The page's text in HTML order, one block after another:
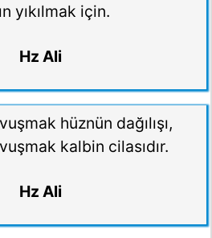
yıkılmak için.
Hz Ali
hüznün dağılışı,
kalbin cilasıdır.
Hz Ali